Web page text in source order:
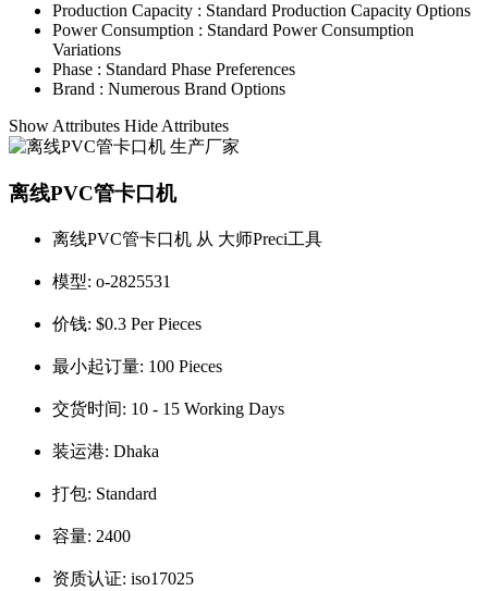
Production Capacity : Standard Production Capacity Options
Power Consumption : Standard Power Consumption
Variations
Phase : Standard Phase Preferences
Brand : Numerous Brand Options
Show Attributes Hide Attributes
离线PVC管卡口机
离线PVC管卡口机 从 大师Preci工具
模型: o-2825531
价钱: $0.3 Per Pieces
最小起订量: 100 Pieces
交货时间: 10 - 15 Working Days
装运港: Dhaka
打包: Standard
容量: 2400
资质认证: iso17025